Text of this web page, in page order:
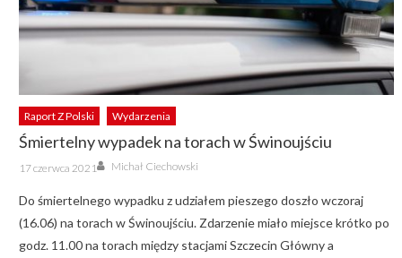
Raport Z Polski Wydarzenia
Śmiertelny wypadek na torach w Świnoujściu
Posted
on
17 czerwca 2021 Author
Michał Ciechowski
Do śmiertelnego wypadku z udziałem pieszego doszło wczoraj
(16.06) na torach w Świnoujściu. Zdarzenie miało miejsce krótko po
godz. 11.00 na torach między stacjami Szczecin Główny a